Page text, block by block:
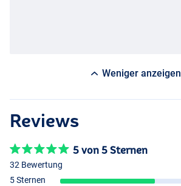
Weniger anzeigen
Reviews
5 von 5 Sternen
32 Bewertung
5 Sternen